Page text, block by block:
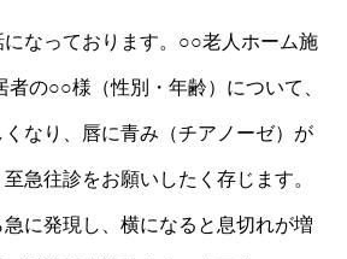
なっております。○○老人ホーム施
の○○様（性別・年齢）について、
なり、唇に青み（チアノーゼ）が
急往診をお願いしたく存じます。
に発現し、横になると息切れが増